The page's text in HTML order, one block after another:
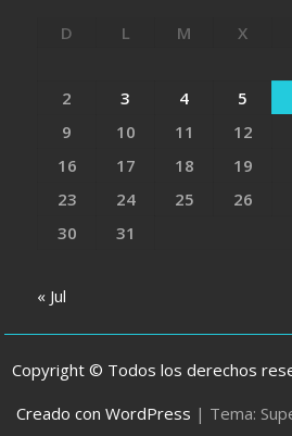
D L M X
2
3 4 5
9
10 11 12
16
17 18 19
23
24 25 26
30
31
« Jul
Copyright © Todos los derechos
Creado con WordPress | Tema: